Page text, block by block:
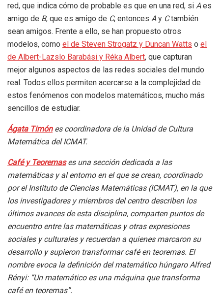
red, que indica cómo de probable es que en una red, si Aes
amigo de B, que es amigo de C, entonces Ay Ctambién
sean amigos. Frente a ello, se han propuesto otros
modelos, como el de Steven Strogatz y Duncan Watts o el
de Albert-Lazslo Barabási y Réka Albert, que capturan
mejor algunos aspectos de las redes sociales del mundo
real. Todos ellos permiten acercarse a la complejidad de
estos fenómenos con modelos matemáticos, mucho más
sencillos de estudiar.
Ágata Timónes coordinadora de la Unidad de Cultura
Matemática del ICMAT.
Café y Teoremas es una sección dedicada a las
matemáticas y al entorno en el que se crean, coordinado
por el Instituto de Ciencias Matemáticas (ICMAT), en la que
los investigadores y miembros del centro describen los
últimos avances de esta disciplina, comparten puntos de
encuentro entre las matemáticas y otras expresiones
sociales y culturales y recuerdan a quienes marcaron su
desarrollo y supieron transformar café en teoremas. El
nombre evoca la definición del matemático húngaro Alfred
Rényi: “Un matemático es una máquina que transforma
café en teoremas”.